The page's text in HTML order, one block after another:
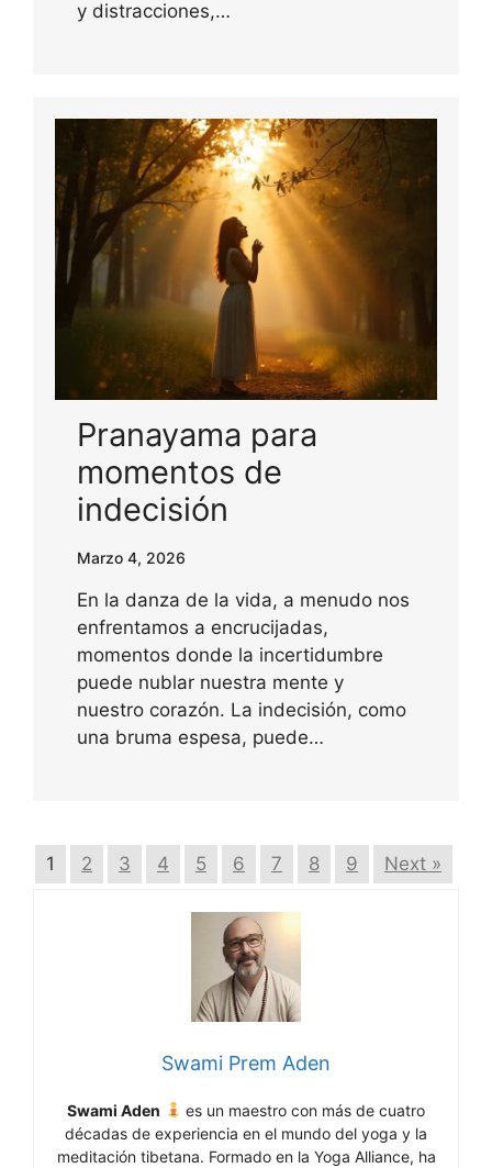
y distracciones,…
Pranayama para
momentos de
indecisión
Marzo 4, 2026
En la danza de la vida, a menudo nos
enfrentamos a encrucijadas,
momentos donde la incertidumbre
puede nublar nuestra mente y
nuestro corazón. La indecisión, como
una bruma espesa, puede…
1 2 3 4 5 6 7 8 9 Next »
Swami Prem Aden
Swami Aden
es un maestro con más de cuatro
décadas de experiencia en el mundo del yoga y la
meditación tibetana. Formado en la Yoga Alliance, ha